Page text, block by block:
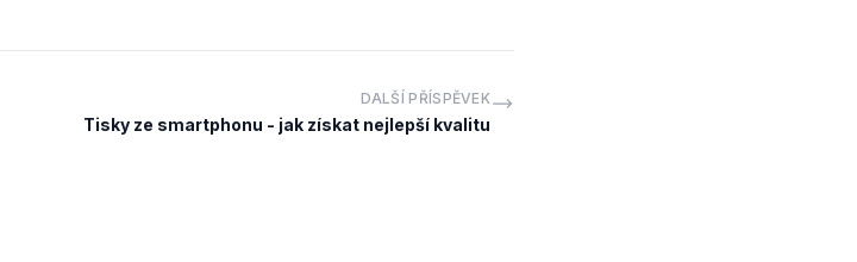
DALŠÍ PŘÍSPĚVEK
Tisky ze smartphonu - jak získat nejlepší kvalitu